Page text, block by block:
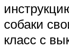
собаки
класс с